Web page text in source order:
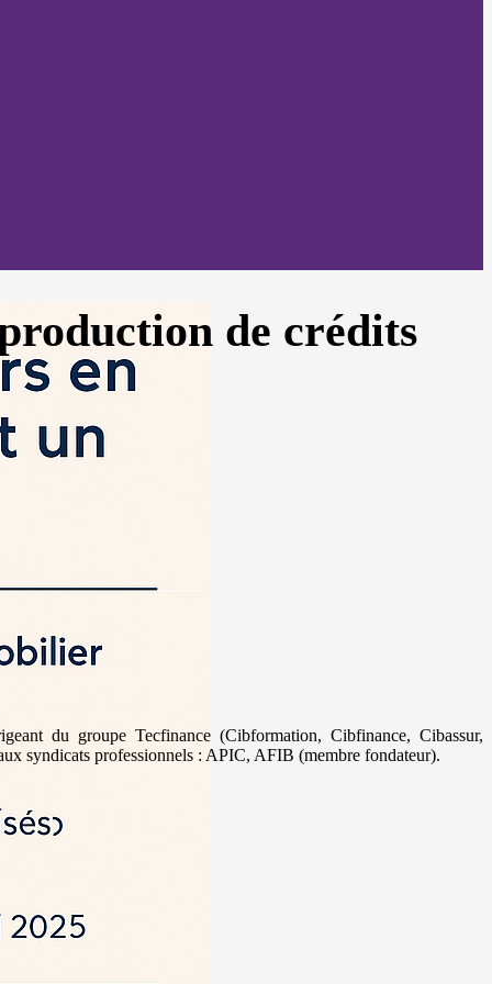
de crédits
du groupe Tecfinance (Cibformation, Cibfinance, Cibassur,
syndicats professionnels : APIC, AFIB (membre fondateur).